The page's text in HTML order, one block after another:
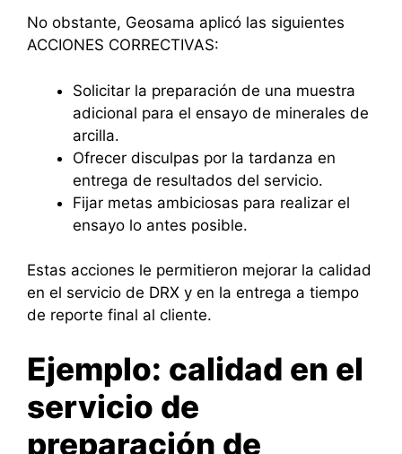
No obstante, Geosama aplicó las siguientes
ACCIONES CORRECTIVAS:
Solicitar la preparación de una muestra
adicional para el ensayo de minerales de
arcilla.
Ofrecer disculpas por la tardanza en
entrega de resultados del servicio.
Fijar metas ambiciosas para realizar el
ensayo lo antes posible.
Estas acciones le permitieron mejorar la calidad
en el servicio de DRX y en la entrega a tiempo
de reporte final al cliente.
Ejemplo: calidad en el
servicio de
preparación de